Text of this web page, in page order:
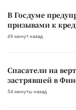
В Госдуме
призывами к
49 минут назад
Спасатели на
застрявшей в
54 минуты назад